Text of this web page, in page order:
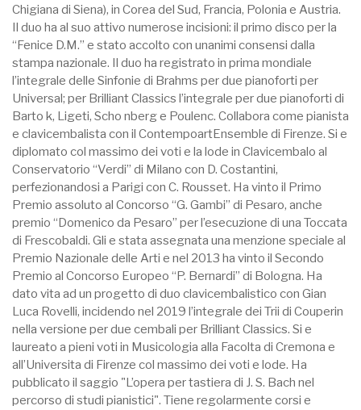
Chigiana di Siena), in Corea del Sud, Francia, Polonia e Austria.
Il duo ha al suo attivo numerose incisioni: il primo disco per la
“Fenice D.M.” e stato accolto con unanimi consensi dalla
stampa nazionale. Il duo ha registrato in prima mondiale
l’integrale delle Sinfonie di Brahms per due pianoforti per
Universal; per Brilliant Classics l’integrale per due pianoforti di
Barto k, Ligeti, Scho nberg e Poulenc. Collabora come pianista
e clavicembalista con il ContempoartEnsemble di Firenze. Si e
diplomato col massimo dei voti e la lode in Clavicembalo al
Conservatorio “Verdi” di Milano con D. Costantini,
perfezionandosi a Parigi con C. Rousset. Ha vinto il Primo
Premio assoluto al Concorso “G. Gambi” di Pesaro, anche
premio “Domenico da Pesaro” per l’esecuzione di una Toccata
di Frescobaldi. Gli e stata assegnata una menzione speciale al
Premio Nazionale delle Arti e nel 2013 ha vinto il Secondo
Premio al Concorso Europeo “P. Bernardi” di Bologna. Ha
dato vita ad un progetto di duo clavicembalistico con Gian
Luca Rovelli, incidendo nel 2019 l’integrale dei Trii di Couperin
nella versione per due cembali per Brilliant Classics. Si e
laureato a pieni voti in Musicologia alla Facolta di Cremona e
all’Universita di Firenze col massimo dei voti e lode. Ha
pubblicato il saggio "L’opera per tastiera di J. S. Bach nel
percorso di studi pianistici". Tiene regolarmente corsi e